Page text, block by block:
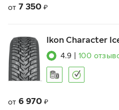
от 7 350 ₽
Ikon Character
4.9 100
от 6 970 ₽